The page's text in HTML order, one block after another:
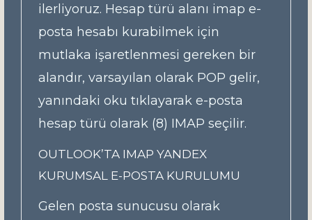
ilerliyoruz. Hesap türü alanı imap e-
posta hesabı kurabilmek için
mutlaka işaretlenmesi gereken bir
alandır, varsayılan olarak POP gelir,
yanındaki oku tıklayarak e-posta
hesap türü olarak (8) IMAP seçilir.
OUTLOOK’TA IMAP YANDEX
KURUMSAL E-POSTA KURULUMU
Gelen posta sunucusu olarak